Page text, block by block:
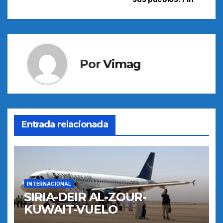
PorVimag
Entrada relacionada
INTERNACIONAL
SIRIA-DEIR AL-ZOUR-
KUWAIT-VUELO